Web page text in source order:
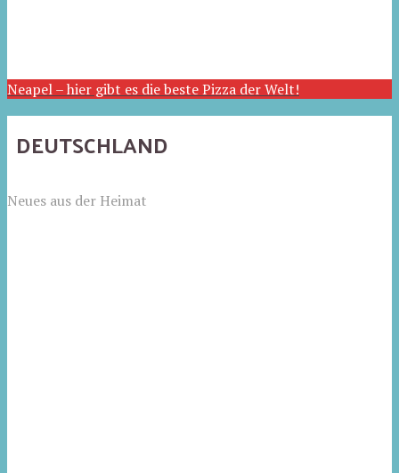
Neapel – hier gibt es die beste Pizza der Welt!
DEUTSCHLAND
Neues aus der Heimat